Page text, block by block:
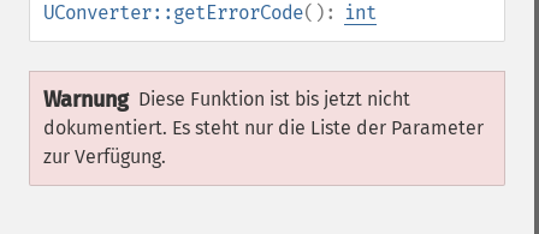
UConverter::getErrorCode(): int
Warnung Diese Funktion ist bis jetzt nicht
dokumentiert. Es steht nur die Liste der Parameter
zur Verfügung.